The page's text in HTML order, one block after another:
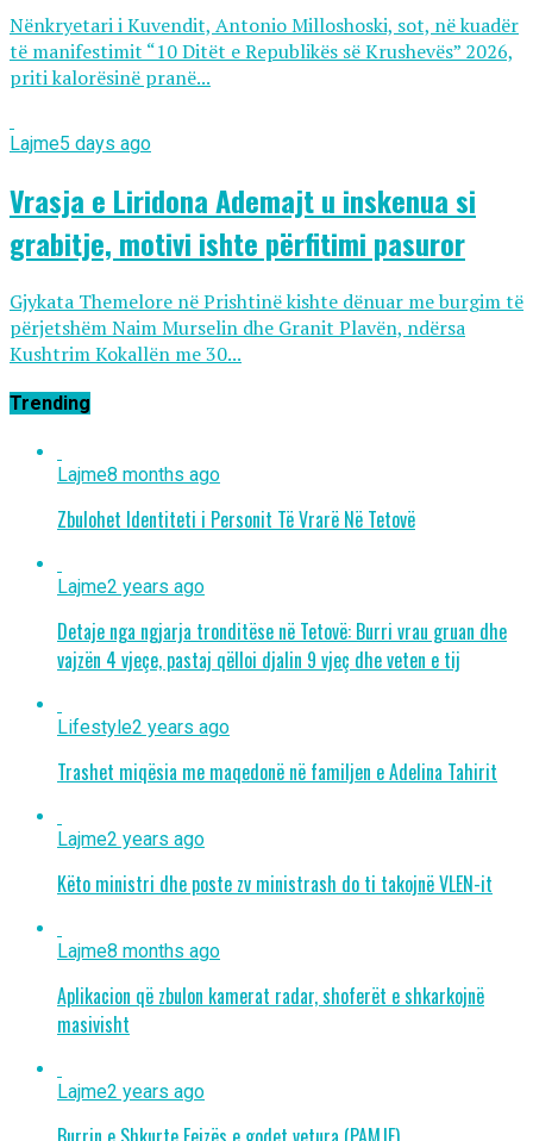
Nënkryetari i Kuvendit, Antonio Milloshoski, sot, në kuadër
të manifestimit “10 Ditët e Republikës së Krushevës” 2026,
priti kalorësinë pranë...
Lajme5 days ago
Vrasja e Liridona Ademajt u inskenua si
grabitje, motivi ishte përfitimi pasuror
Gjykata Themelore në Prishtinë kishte dënuar me burgim të
përjetshëm Naim Murselin dhe Granit Plavën, ndërsa
Kushtrim Kokallën me 30...
Trending
Lajme8 months ago
Zbulohet Identiteti i Personit Të Vrarë Në Tetovë
Lajme2 years ago
Detaje nga ngjarja tronditëse në Tetovë: Burri vrau gruan dhe
vajzën 4 vjeçe, pastaj qëlloi djalin 9 vjeç dhe veten e tij
Lifestyle2 years ago
Trashet miqësia me maqedonë në familjen e Adelina Tahirit
Lajme2 years ago
Këto ministri dhe poste zv ministrash do ti takojnë VLEN-it
Lajme8 months ago
Aplikacion që zbulon kamerat radar, shoferët e shkarkojnë
masivisht
Lajme2 years ago